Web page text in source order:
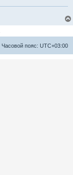
Часовой пояс: UTC+03:00